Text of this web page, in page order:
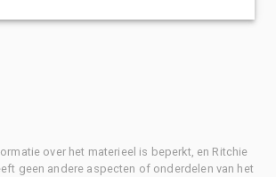
over het materieel is beperkt, en Ritchie
geen andere aspecten of onderdelen van het